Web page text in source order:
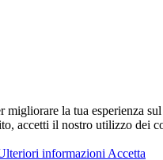
la tua esperienza
accetti il nostro utilizzo dei
informazioni Accetta